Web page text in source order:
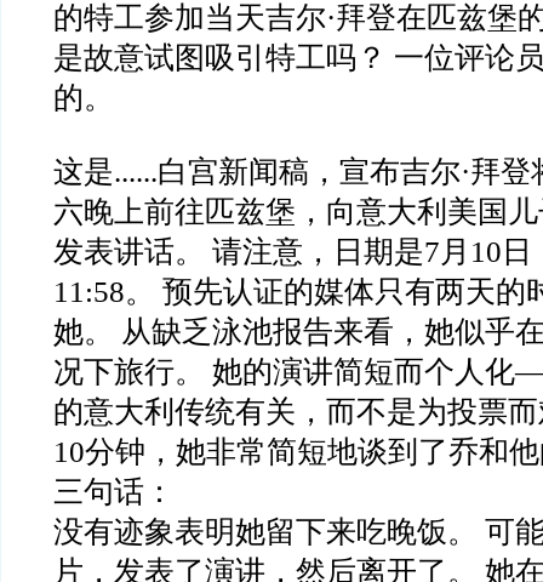
的特工参加当天吉尔·拜登在匹兹堡
是故意试图吸引特工吗？ 一位评论
的。
这是......白宫新闻稿，宣布吉尔·拜
六晚上前往匹兹堡，向意大利美国
发表讲话。 请注意，日期是7月10
11:58。 预先认证的媒体只有两天的
她。 从缺乏泳池报告来看，她似乎
况下旅行。 她的演讲简短而个人
的意大利传统有关，而不是为投票
10分钟，她非常简短地谈到了乔和
三句话：
没有迹象表明她留下来吃晚饭。 可
片，发表了演讲，然后离开了。 她